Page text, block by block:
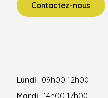
Contactez-nous
Lundi : 09h00-12h00
Mardi : 14h00-17h00